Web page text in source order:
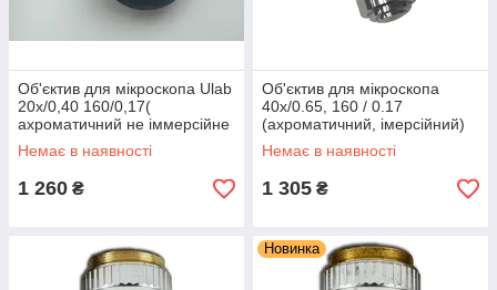
Об'єктив для мікроскопа Ulab
20х/0,40 160/0,17(
ахроматичний не іммерсійне
)Немає в наявності
1 260 ₴
Об'єктив для мікроскопа
40х/0.65, 160 / 0.17
(ахроматичний, імерсійний)
Немає в наявності
1 305 ₴
Новинка